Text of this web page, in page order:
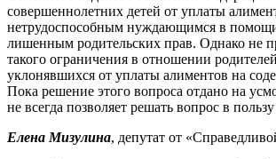
совершеннолетних детей от уплаты
нетрудоспособным нуждающимся в
лишенным родительских прав. Однако не
такого ограничения в отношении
уклонявшихся от уплаты алиментов на
Пока решение этого вопроса отдано на
не всегда позволяет решать вопрос в
Елена Мизулина, депутат от